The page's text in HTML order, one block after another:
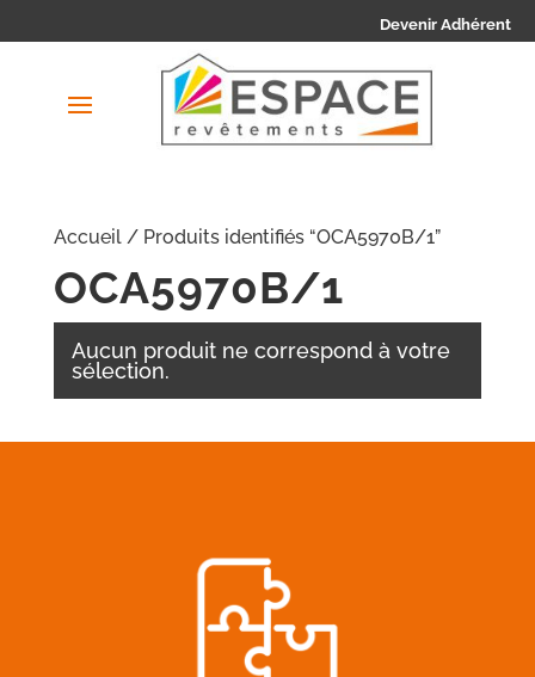
Devenir Adhérent
Accueil/ Produits identifiés “OCA5970B/1”
OCA5970B/1
Aucun produit ne correspond à votre
sélection.